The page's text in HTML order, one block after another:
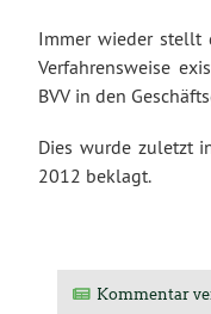
Immer wieder stellt
Verfahrensweise
BVV in den
Dies wurde zuletzt
2012 beklagt.
Kommentar